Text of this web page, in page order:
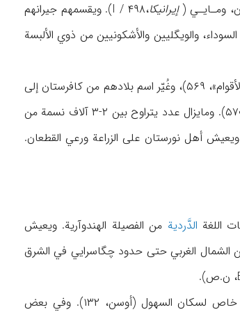
ومـايـي (إيرانيكا
،I / ۴۹۸). ويقسمهم جيرانهم
والويگليين والأشكونيين من ذوي الألبسة
وفي ۱۳۱۴ه‍ / ۱۸۹۶م اعتنق أهل نورستان الإسلام على يد أمير أفغانستان، الأمير عبد الرحمان خان (كليفورد، ۵۵؛ «الأقوام»، ۵۶۹)، وغُيّر اسم بلادهم من كافرستان إلى
نورستان. وإلى ثلاثة عقود مضت، كان يعيش منهم ما بين ۶۰-۱۰۰ ألف نسمة في كافة أرجاء نورستان (ن.م، ۵۶۹-۵۷۰). ومايزال عدد يتراوح بين ۲-۳ آلاف نسمة من
دوپري، ۵۷). ويعيش أهل نورستان على الزراعة ورعي القطعان.
اللغة الدَّردية من الفصيلة الهندوآرية. ويعيش
من الشمال الغربي حتى حدود چگاسرايي في الشرق
يسمي الناطقون بالپشائية أنفسهم «كوهستاني»، أو «كوهي» (الجَبَلي) لدى تقديمهم أنفسهم للآخرين وبشكل خاص لسكان السهول (أوسن، ۱۳۲). وفي بعض